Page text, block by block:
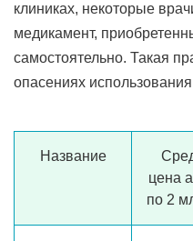
клиниках, некоторые
медикамент,
самостоятельно. Такая
опасениях
Название
цена
по 2